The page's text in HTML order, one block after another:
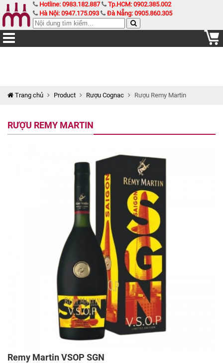
Hotline: 0983.182.887
Tp.HCM: 0902.385.002
Hà Nội: 0947.175.093
Đà Nẵng: 0905.860.305
Trang chủ Product Rượu Cognac Rượu Remy Martin
RƯỢU REMY MARTIN
Remy Martin VSOP SGN